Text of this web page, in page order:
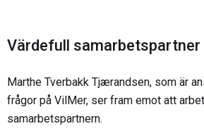
Värdefull samarbetspartner
Marthe Tverbakk Tjærandsen, som är
frågor på VilMer, ser fram emot att
samarbetspartnern.